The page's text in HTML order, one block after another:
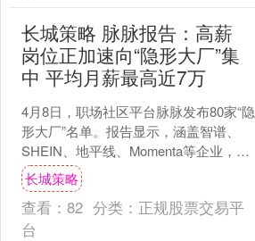
长城策略 脉脉报告：高薪
岗位正加速向“隐形大厂”集
中 平均月薪最高近7万
4月8日，职场社区平台脉脉发布80家“隐
形大厂”名单。报告显示，涵盖智谱、
SHEIN、地平线、Momenta等企业，覆
盖AI、智能驾驶、机器人、芯片等热门赛
道。....
长城策略
查看： 82 分类： 正规股票交易平
台